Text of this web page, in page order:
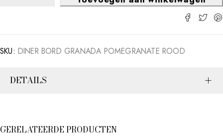
SKU: DINER BORD GRANADA POMEGRANATE ROOD
DETAILS
GERELATEERDE PRODUCTEN